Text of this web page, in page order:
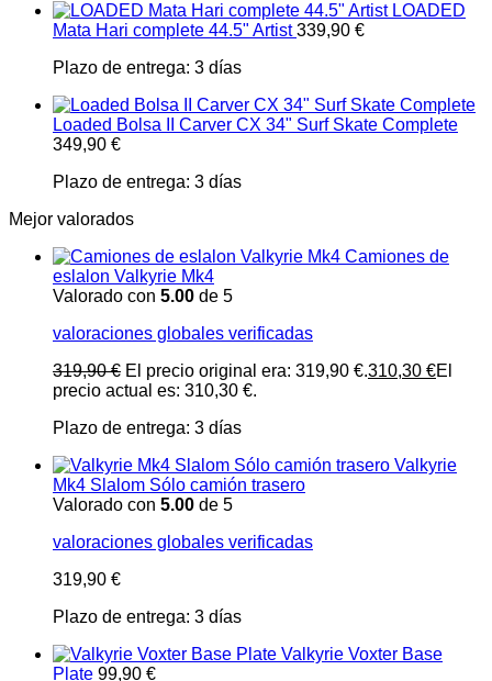
LOADED
Mata Hari complete 44.5" Artist 339,90 €
Plazo de entrega: 3 días
Loaded Bolsa II Carver CX 34" Surf Skate Complete
349,90 €
Plazo de entrega: 3 días
Mejor valorados
Camiones de
eslalon Valkyrie Mk4
Valorado con 5.00 de 5
valoraciones globales verificadas
319,90€ El precio original era: 319,90 €.310,30 €El
precio actual es: 310,30 €.
Plazo de entrega: 3 días
Valkyrie
Mk4 Slalom Sólo camión trasero
Valorado con 5.00 de 5
valoraciones globales verificadas
319,90 €
Plazo de entrega: 3 días
Valkyrie Voxter Base
Plate 99,90 €